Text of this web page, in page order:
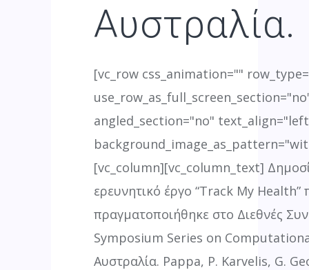
Αυστραλία.
[vc_row css_animation=""
angled_section="no"
[vc_column][vc_column_text]
ερευνητικό έργο “Track My Health”
πραγματοποιήθηκε στο Διεθνές
Symposium Series on
Αυστραλία. Pappa, P. Karvelis, G.